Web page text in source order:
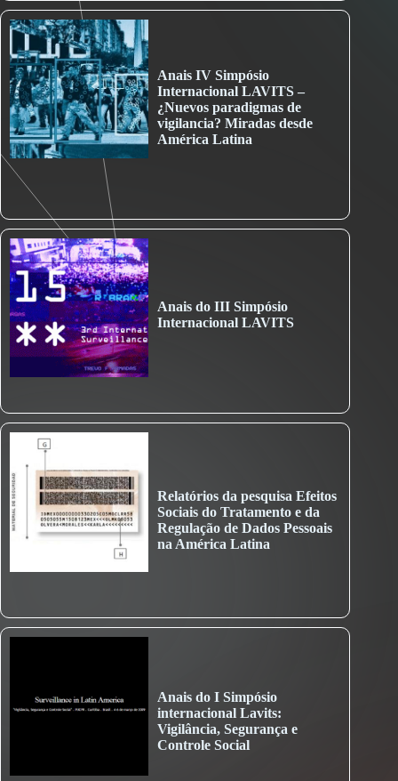
Anais IV Simpósio
Internacional LAVITS –
¿Nuevos paradigmas de
vigilancia? Miradas desde
América Latina
Anais do III Simpósio
Internacional LAVITS
Relatórios da pesquisa Efeitos
Sociais do Tratamento e da
Regulação de Dados Pessoais
na América Latina
Anais do I Simpósio
internacional Lavits:
Vigilância, Segurança e
Controle Social